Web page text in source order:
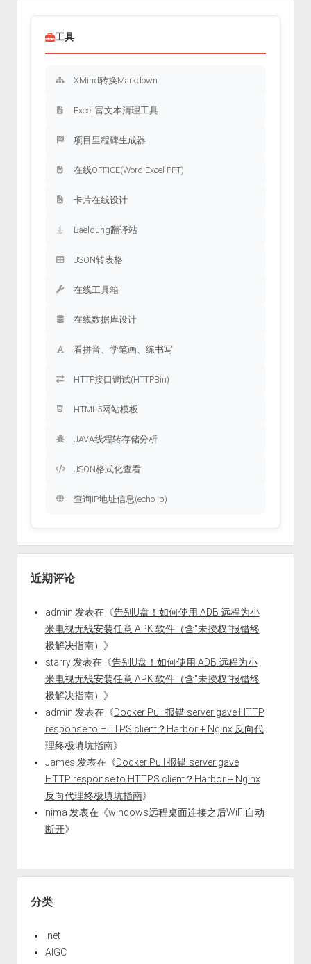
工具
XMind转换Markdown
Excel 富文本清理工具
项目里程碑生成器
在线OFFICE(Word Excel PPT)
卡片在线设计
Baeldung翻译站
JSON转表格
在线工具箱
在线数据库设计
看拼音、学笔画、练书写
HTTP接口调试(HTTPBin)
HTML5网站模板
JAVA线程转存储分析
JSON格式化查看
查询IP地址信息(echo ip)
近期评论
admin 发表在《告别U盘！如何使用 ADB 远程为小
米电视无线安装任意 APK 软件（含“未授权”报错终
极解决指南） 》
starry发表在《告别U盘！如何使用 ADB 远程为小
米电视无线安装任意 APK 软件（含“未授权”报错终
极解决指南） 》
admin 发表在《Docker Pull 报错 server gave HTTP
response to HTTPS client？Harbor + Nginx 反向代
理终极填坑指南》
James 发表在《Docker Pull 报错 server gave
HTTP response to HTTPS client？Harbor + Nginx
反向代理终极填坑指南》
nima 发表在《windows远程桌面连接之后WiFi自动
断开》
分类
.net
AIGC